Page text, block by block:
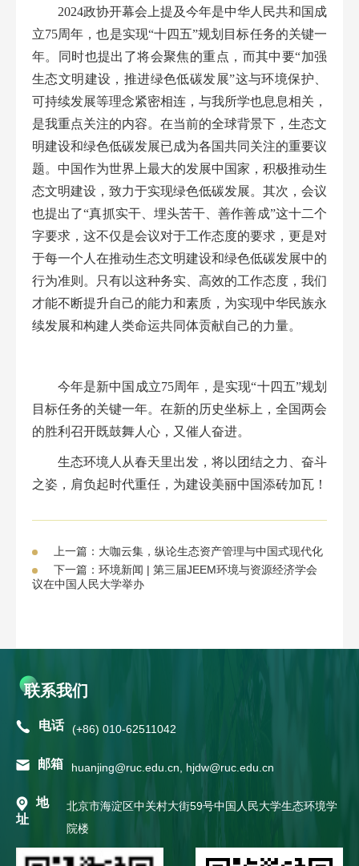
2024政协开幕会上提及今年是中华人民共和国成
立75周年，也是实现“十四五”规划目标任务的关键一
年。同时也提出了将会聚焦的重点，而其中要“加强
生态文明建设，推进绿色低碳发展”这与环境保护、
可持续发展等理念紧密相连，与我所学也息息相关，
是我重点关注的内容。在当前的全球背景下，生态文
明建设和绿色低碳发展已成为各国共同关注的重要议
题。中国作为世界上最大的发展中国家，积极推动生
态文明建设，致力于实现绿色低碳发展。其次，会议
也提出了“真抓实干、埋头苦干、善作善成”这十二个
字要求，这不仅是会议对于工作态度的要求，更是对
于每一个人在推动生态文明建设和绿色低碳发展中的
行为准则。只有以这种务实、高效的工作态度，我们
才能不断提升自己的能力和素质，为实现中华民族永
续发展和构建人类命运共同体贡献自己的力量。
今年是新中国成立75周年，是实现“十四五”规划
目标任务的关键一年。在新的历史坐标上，全国两会
的胜利召开既鼓舞人心，又催人奋进。
生态环境人从春天里出发，将以团结之力、奋斗
之姿，肩负起时代重任， 为建设美丽中国添砖加瓦 ！
上一篇：大咖云集，纵论生态资产管理与中国式现代化
下一篇：环境新闻 | 第三届JEEM环境与资源经济学会
议在中国人民大学举办
联系我们
电话 (+86) 010-62511042
邮箱 huanjing@ruc.edu.cn, hjdw@ruc.edu.cn
地
址
北京市海淀区中关村大街59号中国人民大学生态环境学
院楼